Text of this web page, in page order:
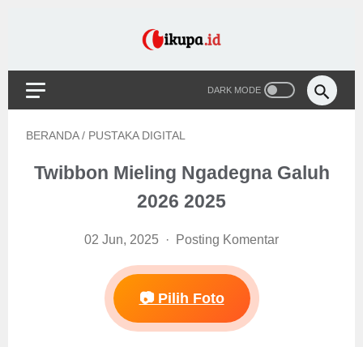
BERANDA / PUSTAKA DIGITAL
Twibbon Mieling Ngadegna Galuh
2026 2025
02 Jun, 2025 Posting Komentar
📷 Pilih Foto